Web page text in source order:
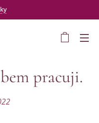
pracuji.